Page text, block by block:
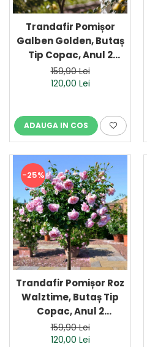
Trandafir Pomișor
Galben Golden, Butaș
Tip Copac, Anul 2
(Ghiveci)
159,90 Lei
120,00 Lei
ADAUGA IN COS
-25%
Trandafir Pomișor Roz
Walztime, Butaș Tip
Copac, Anul 2
(Ghiveci)
159,90 Lei
120,00 Lei